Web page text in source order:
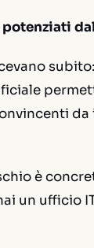
è
un ufficio